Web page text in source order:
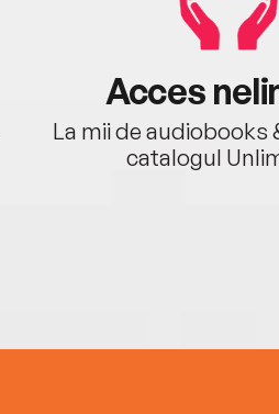
Acces
La mii de audiobooks
catalogul